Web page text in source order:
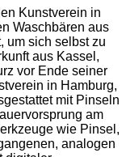
Kunstverein in
Waschbären aus
um sich selbst zu
aus Kassel,
vor Ende seiner
in Hamburg,
mit Pinseln
am
wie Pinsel,
analogen